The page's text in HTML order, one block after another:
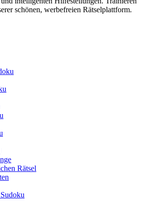
schönen, werbefreien Rätselplattform.
Rätsel